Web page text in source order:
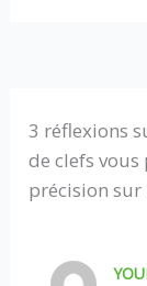
3 réflexions
de clefs
précision sur